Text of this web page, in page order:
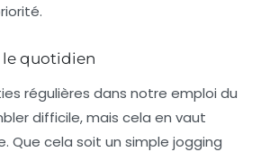
le quotidien
régulières dans notre emploi du
difficile, mais cela en vaut
Que cela soit un simple jogging